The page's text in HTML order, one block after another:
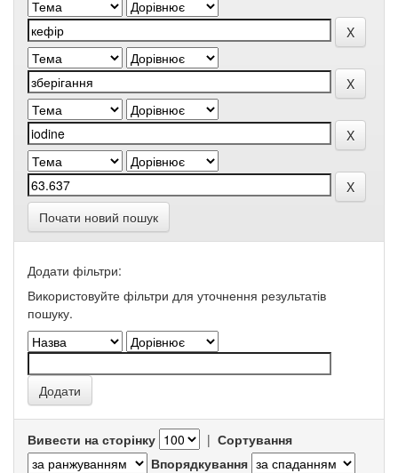
Почати новий пошук
Додати фільтри:
Використовуйте фільтри для уточнення результатів
пошуку.
Вивести на сторінку | Сортування
Впорядкування